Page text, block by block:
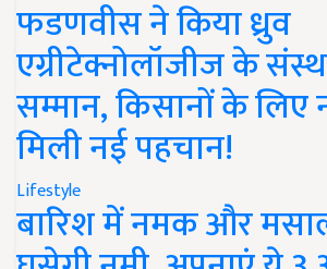
फडणवीस ने किया ध्रुव
एग्रीटेक्नोलॉजीज के
सम्मान, किसानों के लिए
मिली नई पहचान!
Lifestyle
बारिश में नमक और